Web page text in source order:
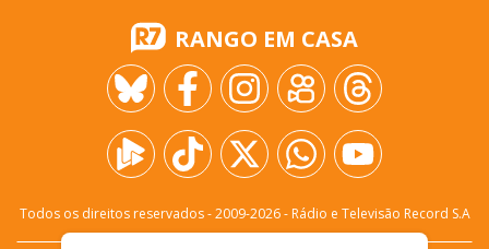
RANGO EM CASA
Todos os direitos reservados - 2009-2026- Rádio e Televisão Record S.A